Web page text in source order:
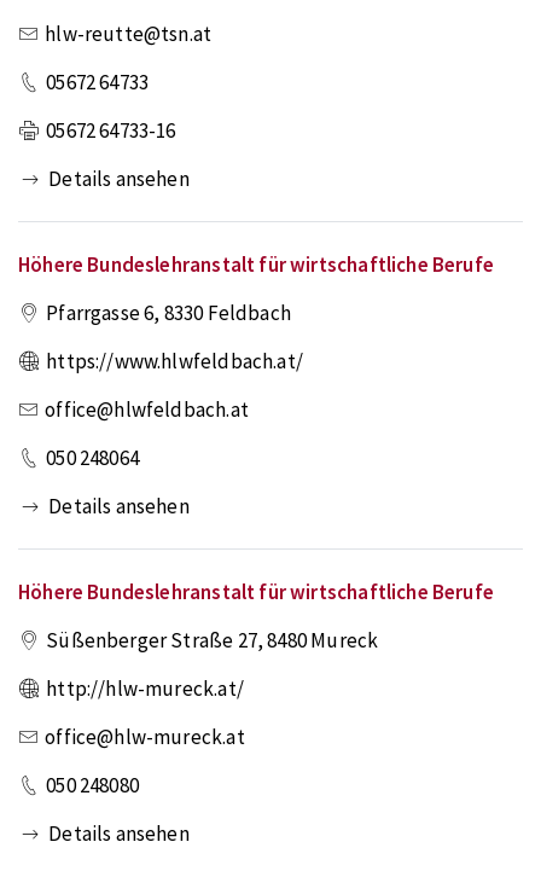
hlw-reutte@tsn.at
05672 64733
05672 64733-16
Details ansehen
Höhere Bundeslehranstalt für wirtschaftliche Berufe
Pfarrgasse 6, 8330 Feldbach
https://www.hlwfeldbach.at/
office@hlwfeldbach.at
050 248064
Details ansehen
Höhere Bundeslehranstalt für wirtschaftliche Berufe
Süßenberger Straße 27,8480Mureck
http://hlw-mureck.at/
office@hlw-mureck.at
050 248080
Details ansehen